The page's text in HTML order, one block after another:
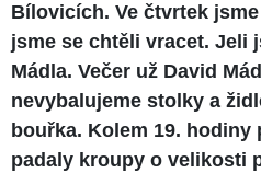
Bílovicích. Ve čtvrtek
jsme se chtěli vracet. Jeli
Mádla. Večer už David
nevybalujeme stolky a
bouřka. Kolem 19.
padaly kroupy o velikosti